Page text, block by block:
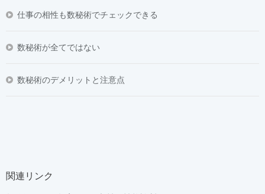
仕事の相性も数秘術でチェックできる
数秘術が全てではない
数秘術のデメリットと注意点
関連リンク